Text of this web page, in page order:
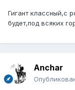
Гигант классный,с
будет,под всяких
Anchar